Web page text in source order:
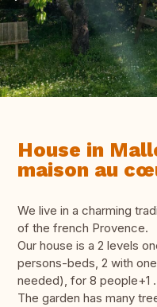
House in
maison au
We live in a charming
of the french Provence.
Our house is a 2 levels
persons-beds, 2 with
needed), for 8 people+1 .
The garden has many